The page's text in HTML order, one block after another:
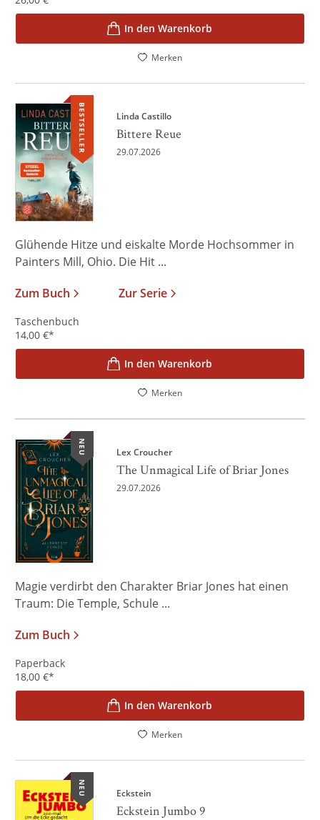
In den Warenkorb
Merken
BESTSELLER Linda Castillo
Bittere Reue
29.07.2026
Glühende Hitze und eiskalte Morde Hochsommer in
Painters Mill, Ohio. Die Hit ...
Zum Buch
Zur Serie
Taschenbuch
14,00 €*
In den Warenkorb
Merken
NEU Lex Croucher
The Unmagical Life of Briar Jones
29.07.2026
Magie verdirbt den Charakter Briar Jones hat einen
Traum: Die Temple, Schule ...
Zum Buch
Paperback
18,00 €*
In den Warenkorb
Merken
NEU Eckstein
Eckstein Jumbo 9